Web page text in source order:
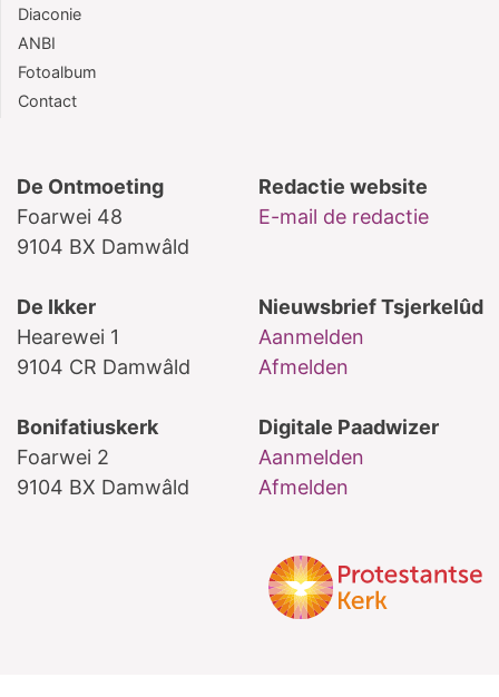
Diaconie
ANBI
Fotoalbum
Contact
De Ontmoeting
Foarwei 48
9104 BX Damwâld
Redactie website
E-mail de redactie
De Ikker
Hearewei 1
9104 CR Damwâld
Nieuwsbrief Tsjerkelûd
Aanmelden
Afmelden
Bonifatiuskerk
Foarwei 2
9104 BX Damwâld
Digitale Paadwizer
Aanmelden
Afmelden